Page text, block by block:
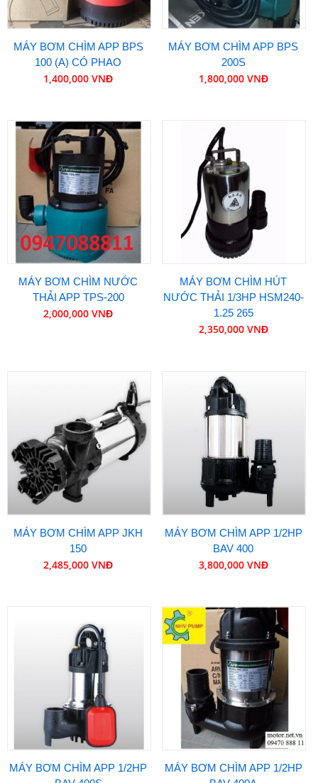
MÁY BƠM CHÌM APP BPS
100 (A) CÓ PHAO
1,400,000 VNĐ
MÁY BƠM CHÌM APP BPS
200S
1,800,000 VNĐ
MÁY BƠM CHÌM NƯỚC
THẢI APP TPS-200
2,000,000 VNĐ
MÁY BƠM CHÌM HÚT
NƯỚC THẢI 1/3HP HSM240-
1.25 265
2,350,000 VNĐ
MÁY BƠM CHÌM APP JKH
150
2,485,000 VNĐ
MÁY BƠM CHÌM APP 1/2HP
BAV 400
3,800,000 VNĐ
MÁY BƠM CHÌM APP 1/2HP
MÁY BƠM CHÌM APP 1/2HP